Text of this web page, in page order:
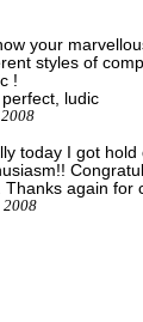
your
styles of
!
ludic
today I got
Thanks again for
2008